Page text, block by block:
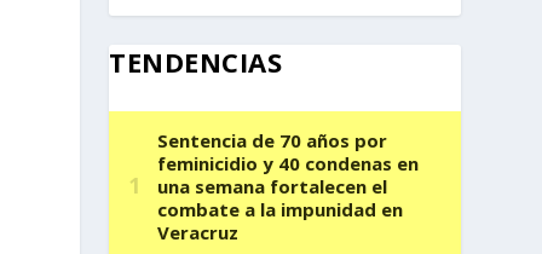
TENDENCIAS